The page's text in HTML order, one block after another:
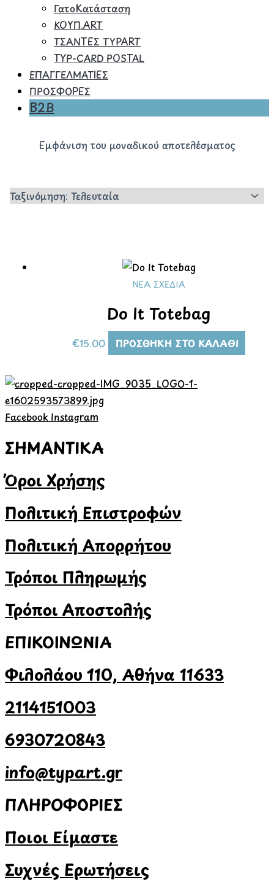
ΓατοΚατάσταση
ΚΟΥΠ.ART
ΤΣΑΝΤΕΣ TYPART
TYP-CARD POSTAL
ΕΠΑΓΓΕΛΜΑΤΙΕΣ
ΠΡΟΣΦΟΡΕΣ
B2B
Εμφάνιση του μοναδικού αποτελέσματος
ΝΈΑ ΣΧΈΔΙΑ
Do It Totebag
€15.00 ΠΡΟΣΘΉΚΗ ΣΤΟ ΚΑΛΆΘΙ
Facebook Instagram
ΣΗΜΑΝΤΙΚΑ
Όροι Χρήσης
Πολιτική Επιστροφών
Πολιτική Απορρήτου
Τρόποι Πληρωμής
Τρόποι Αποστολής
ΕΠΙΚΟΙΝΩΝΙΑ
Φιλολάου 110, Αθήνα 11633
2114151003
6930720843
info@typart.gr
ΠΛΗΡΟΦΟΡΙΕΣ
Ποιοι Είμαστε
Συχνές Ερωτήσεις